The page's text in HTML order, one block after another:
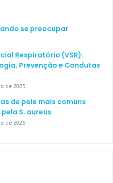
se preocupar
Respiratório (VSR):
Prevenção e Condutas
de 2025
de pele mais comuns
S. aureus
de 2025